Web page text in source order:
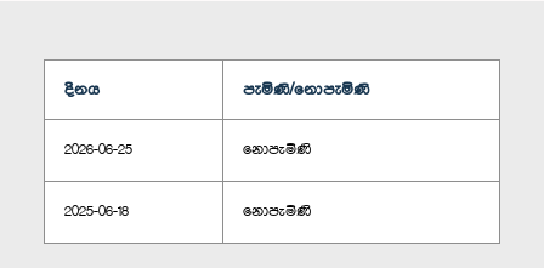
දිනය පැමිණි/නොපැමිණි
2026-06-25 නොපැමිණි
2025-06-18 නොපැමිණි